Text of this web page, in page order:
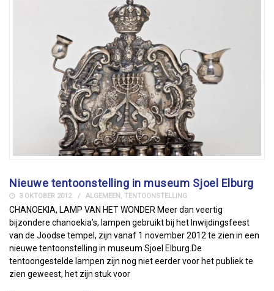
Nieuwe tentoonstelling in museum Sjoel Elburg
3 OKTOBER 2012 ALGEMEEN, TENTOONSTELLING
CHANOEKIA, LAMP VAN HET WONDER Meer dan veertig
bijzondere chanoekia’s, lampen gebruikt bij het Inwijdingsfeest
van de Joodse tempel, zijn vanaf 1 november 2012 te zien in een
nieuwe tentoonstelling in museum Sjoel Elburg.De
tentoongestelde lampen zijn nog niet eerder voor het publiek te
zien geweest, het zijn stuk voor